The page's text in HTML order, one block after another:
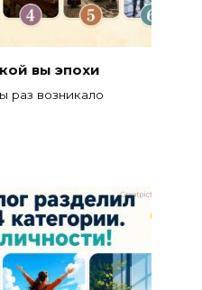
вы эпохи
раз возникало